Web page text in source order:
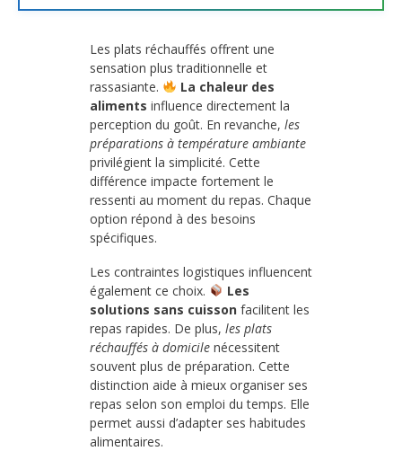
Les plats réchauffés offrent une
sensation plus traditionnelle et
rassasiante.
La chaleur des
aliments influence directement la
perception du goût. En revanche, les
préparations à température ambiante
privilégient la simplicité. Cette
différence impacte fortement le
ressenti au moment du repas. Chaque
option répond à des besoins
spécifiques.
Les contraintes logistiques influencent
également ce choix.
Les
solutions sans cuisson facilitent les
repas rapides. De plus, les plats
réchauffés à domicile nécessitent
souvent plus de préparation. Cette
distinction aide à mieux organiser ses
repas selon son emploi du temps. Elle
permet aussi d’adapter ses habitudes
alimentaires.